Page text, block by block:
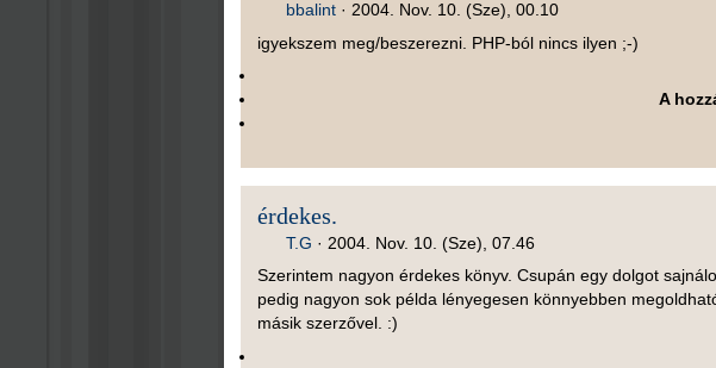
bbalint· 2004. Nov. 10. (Sze), 00.10
igyekszem meg/beszerezni. PHP-ból nincs ilyen ;-)
A
érdekes.
T.G · 2004. Nov. 10. (Sze), 07.46
Szerintem nagyon érdekes könyv. Csupán egy dolgot
pedig nagyon sok példa lényegesen könnyebben
másik szerzővel. :)